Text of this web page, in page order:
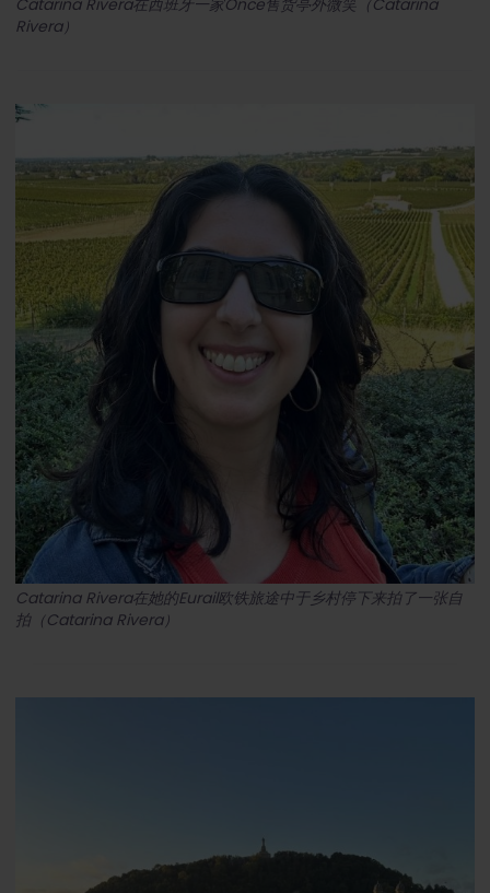
Rivera）
Catarina Rivera在她的Eurail欧铁旅途中于乡村停下来拍了一张自
拍（Catarina Rivera）